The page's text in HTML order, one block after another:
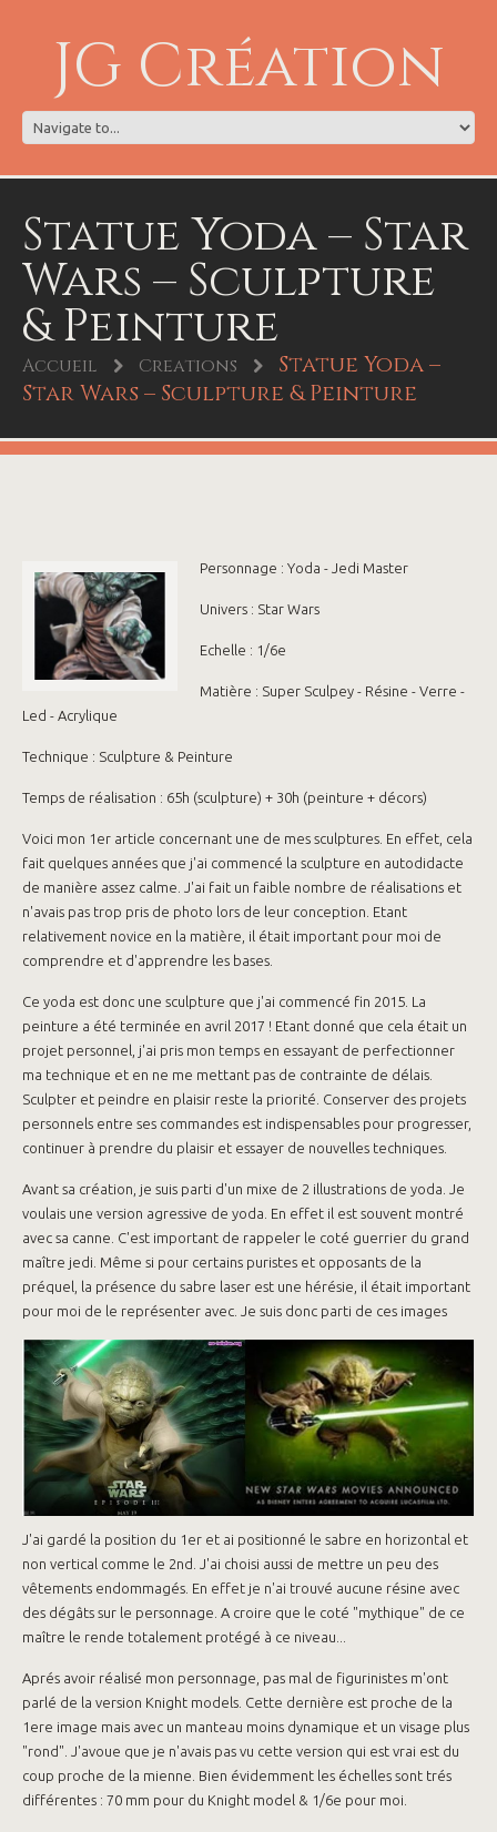
JG Création
Statue Yoda – Star
Wars – Sculpture
& Peinture
Accueil Creations
Statue Yoda –
Star Wars – Sculpture & Peinture
Personnage : Yoda - Jedi Master
Univers : Star Wars
Echelle : 1/6e
Matière : Super Sculpey - Résine - Verre -
Led - Acrylique
Technique : Sculpture & Peinture
Temps de réalisation : 65h (sculpture) + 30h (peinture + décors)
Voici mon 1er article concernant une de mes sculptures. En effet, cela
fait quelques années que j'ai commencé la sculpture en autodidacte
de manière assez calme. J'ai fait un faible nombre de réalisations et
n'avais pas trop pris de photo lors de leur conception. Etant
relativement novice en la matière, il était important pour moi de
comprendre et d'apprendre les bases.
Ce yoda est donc une sculpture que j'ai commencé fin 2015. La
peinture a été terminée en avril 2017 ! Etant donné que cela était un
projet personnel, j'ai pris mon temps en essayant de perfectionner
ma technique et en ne me mettant pas de contrainte de délais.
Sculpter et peindre en plaisir reste la priorité. Conserver des projets
personnels entre ses commandes est indispensables pour progresser,
continuer à prendre du plaisir et essayer de nouvelles techniques.
Avant sa création, je suis parti d'un mixe de 2 illustrations de yoda. Je
voulais une version agressive de yoda. En effet il est souvent montré
avec sa canne. C'est important de rappeler le coté guerrier du grand
maître jedi. Même si pour certains puristes et opposants de la
préquel, la présence du sabre laser est une hérésie, il était important
pour moi de le représenter avec. Je suis donc parti de ces images
J'ai gardé la position du 1er et ai positionné le sabre en horizontal et
non vertical comme le 2nd. J'ai choisi aussi de mettre un peu des
vêtements endommagés. En effet je n'ai trouvé aucune résine avec
des dégâts sur le personnage. A croire que le coté "mythique" de ce
maître le rende totalement protégé à ce niveau...
Aprés avoir réalisé mon personnage, pas mal de figurinistes m'ont
parlé de la version Knight models. Cette dernière est proche de la
1ere image mais avec un manteau moins dynamique et un visage plus
"rond". J'avoue que je n'avais pas vu cette version qui est vrai est du
coup proche de la mienne. Bien évidemment les échelles sont trés
différentes : 70 mm pour du Knight model & 1/6e pour moi.